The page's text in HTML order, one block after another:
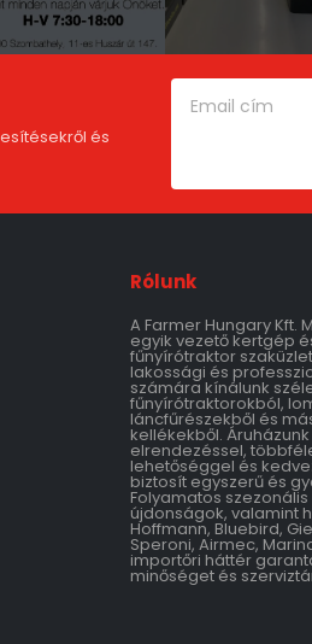
és
Rólunk
A Farmer Hungary Kft.
egyik vezető kertgép
fűnyírótraktor
lakossági és
számára kínálunk
fűnyírótraktorokból,
láncfűrészekből és
kellékekből.
elrendezéssel,
lehetőséggel és
biztosít egyszerű és
Folyamatos
újdonságok, valamint
Hoffmann, Bluebird,
Speroni, Airmec,
importőri háttér
minőséget és